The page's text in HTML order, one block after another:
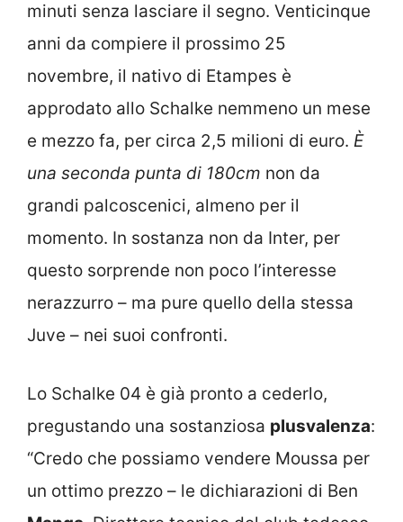
minuti senza lasciare il segno. Venticinque
anni da compiere il prossimo 25
novembre, il nativo di Etampes è
approdato allo Schalke nemmeno un mese
e mezzo fa, per circa 2,5 milioni di euro. È
una seconda punta di 180cm non da
grandi palcoscenici, almeno per il
momento. In sostanza non da Inter, per
questo sorprende non poco l’interesse
nerazzurro – ma pure quello della stessa
Juve – nei suoi confronti.
Lo Schalke 04 è già pronto a cederlo,
pregustando una sostanziosa plusvalenza:
“Credo che possiamo vendere Moussa per
un ottimo prezzo – le dichiarazioni di Ben